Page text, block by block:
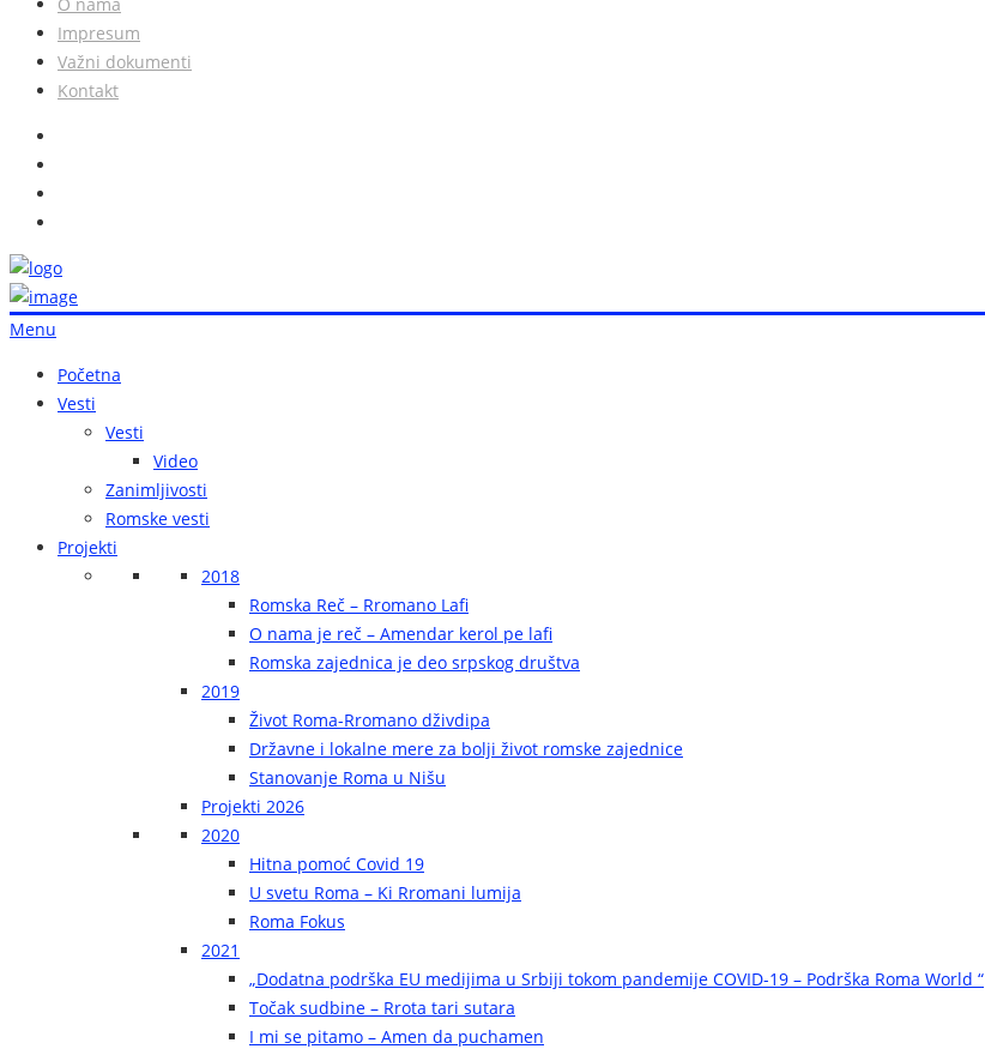
Impresum
Važni dokumenti
Kontakt
Menu
Početna
Vesti
Vesti
Video
Zanimljivosti
Romske vesti
Projekti
2018
Romska Reč – Rromano Lafi
O nama je reč – Amendar kerol pe lafi
Romska zajednica je deo srpskog društva
2019
Život Roma-Rromano dživdipa
Državne i lokalne mere za bolji život romske zajednice
Stanovanje Roma u Nišu
Projekti 2026
2020
Hitna pomoć Covid 19
U svetu Roma – Ki Rromani lumija
Roma Fokus
2021
„Dodatna podrška EU medijima u Srbiji tokom pandemije COVID-19 – Podrška Roma World “
Točak sudbine – Rrota tari sutara
I mi se pitamo – Amen da puchamen